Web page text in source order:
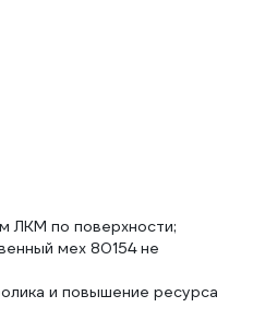
ЛКМ по поверхности;
мех 80154 не
и повышение ресурса